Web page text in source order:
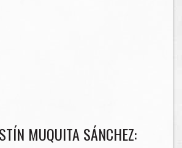
MUQUITA SÁNCHEZ: